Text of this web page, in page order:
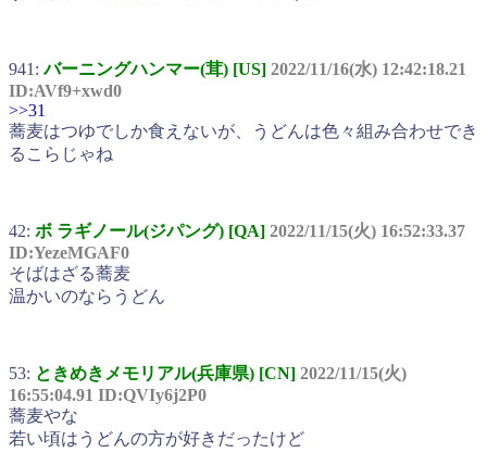
941:バーニングハンマー(茸) [US] 2022/11/16(水) 12:42:18.21
ID:AVf9+xwd0
>>31
蕎麦はつゆでしか食えないが、うどんは色々組み合わせでき
るこらじゃね
42: ボ ラギノール(ジパング) [QA] 2022/11/15(火) 16:52:33.37
ID:YezeMGAF0
そばはざる蕎麦
温かいのならうどん
53: ときめきメモリアル(兵庫県) [CN] 2022/11/15(火)
16:55:04.91 ID:QVIy6j2P0
蕎麦やな
若い頃はうどんの方が好きだったけど